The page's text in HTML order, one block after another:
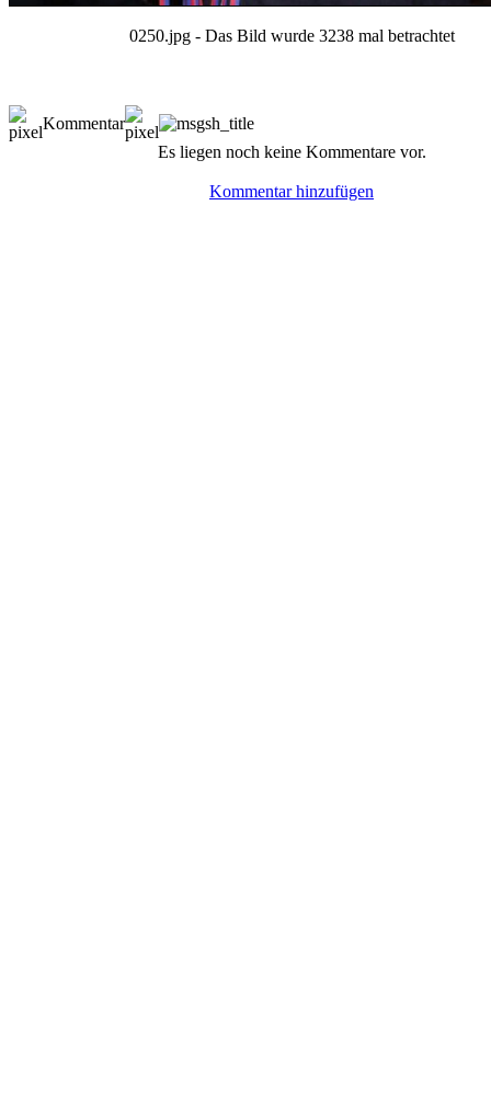
0250.jpg - Das Bild wurde 3238 mal betrachtet
Kommentar
Es liegen noch keine Kommentare vor.
Kommentar hinzufügen